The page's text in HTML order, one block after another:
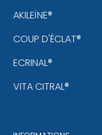
AKILEÏNE®
COUP D'ÉCLAT®
ECRINAL®
VITA CITRAL®